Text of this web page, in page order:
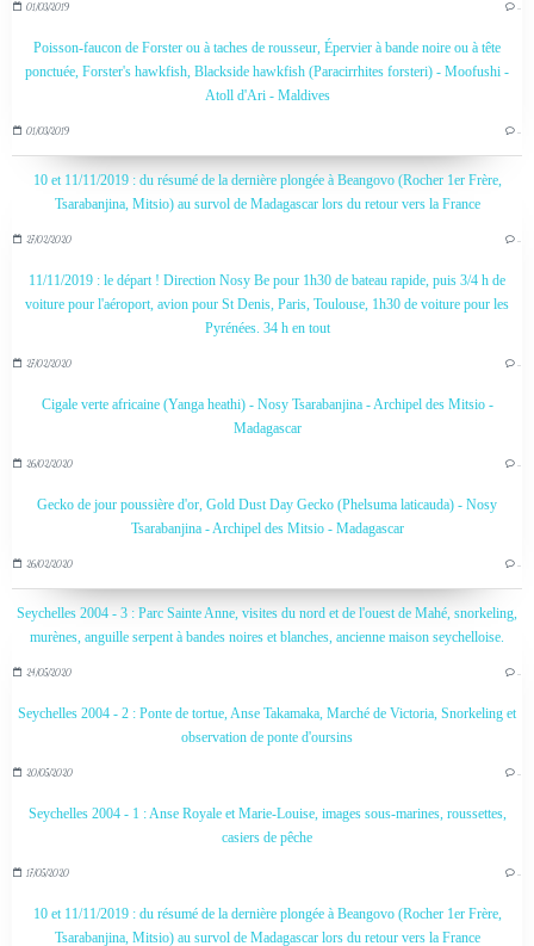
01/03/2019 …
Poisson-faucon de Forster ou à taches de rousseur, Épervier à bande noire ou à tête
ponctuée, Forster's hawkfish, Blackside hawkfish (Paracirrhites forsteri) - Moofushi -
Atoll d'Ari - Maldives
01/03/2019 …
10 et 11/11/2019 : du résumé de la dernière plongée à Beangovo (Rocher 1er Frère,
Tsarabanjina, Mitsio) au survol de Madagascar lors du retour vers la France
27/02/2020 …
11/11/2019 : le départ ! Direction Nosy Be pour 1h30 de bateau rapide, puis 3/4 h de
voiture pour l'aéroport, avion pour St Denis, Paris, Toulouse, 1h30 de voiture pour les
Pyrénées. 34 h en tout
27/02/2020 …
Cigale verte africaine (Yanga heathi) - Nosy Tsarabanjina - Archipel des Mitsio -
Madagascar
26/02/2020 …
Gecko de jour poussière d'or, Gold Dust Day Gecko (Phelsuma laticauda) - Nosy
Tsarabanjina - Archipel des Mitsio - Madagascar
26/02/2020 …
Seychelles 2004 - 3 : Parc Sainte Anne, visites du nord et de l'ouest de Mahé, snorkeling,
murènes, anguille serpent à bandes noires et blanches, ancienne maison seychelloise.
24/05/2020 …
Seychelles 2004 - 2 : Ponte de tortue, Anse Takamaka, Marché de Victoria, Snorkeling et
observation de ponte d'oursins
20/05/2020 …
Seychelles 2004 - 1 : Anse Royale et Marie-Louise, images sous-marines, roussettes,
casiers de pêche
17/05/2020 …
10 et 11/11/2019 : du résumé de la dernière plongée à Beangovo (Rocher 1er Frère,
Tsarabanjina, Mitsio) au survol de Madagascar lors du retour vers la France